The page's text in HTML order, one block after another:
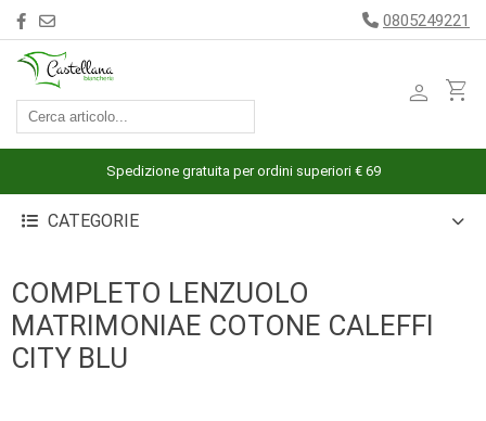
ACCESSORI
ARREDAMENTO
BIANCHERIA
CUCINA
INTIMO
0805249221
person shopping_cart
Spedizione gratuita per ordini superiori € 69
CATEGORIE
COMPLETO LENZUOLO
MATRIMONIAE COTONE CALEFFI
CITY BLU